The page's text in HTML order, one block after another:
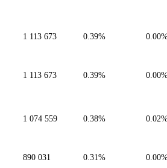
1 113 673 0.39%
1 113 673 0.39%
1 074 559 0.38%
890 031 0.31%